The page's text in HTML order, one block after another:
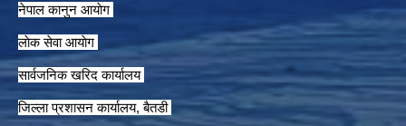
नेपाल कानुन आयाेग
लाेक सेवा आयाेग
सार्वजनिक खरिद कार्यालय
जिल्ला प्रशासन कार्यालय, बैतडी